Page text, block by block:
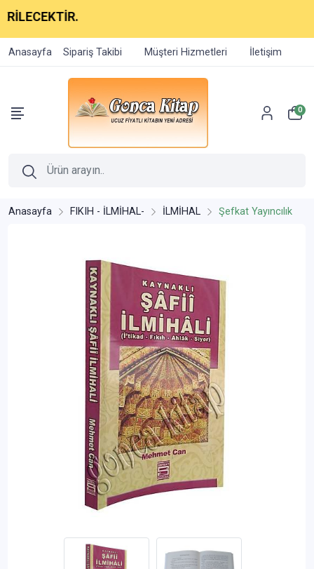
Anasayfa Sipariş Takibi Müşteri Hizmetleri İletişim
0
Anasayfa FIKIH - İLMİHAL- İLMİHAL Şefkat Yayıncılık